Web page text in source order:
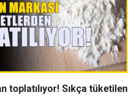
toplatılıyor! Sıkça tüketilen